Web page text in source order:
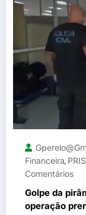
Financeira,
Comentários
Golpe da
operação